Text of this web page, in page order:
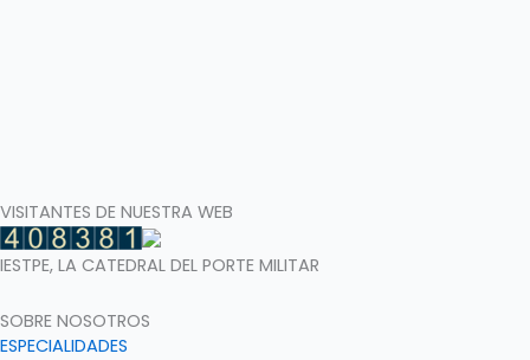
VISITANTES DE NUESTRA WEB
IESTPE, LA CATEDRAL DEL PORTE MILITAR
SOBRE NOSOTROS
ESPECIALIDADES